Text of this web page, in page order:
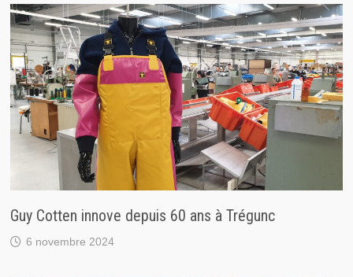
Guy Cotten innove depuis 60 ans à Trégunc
6 novembre 2024